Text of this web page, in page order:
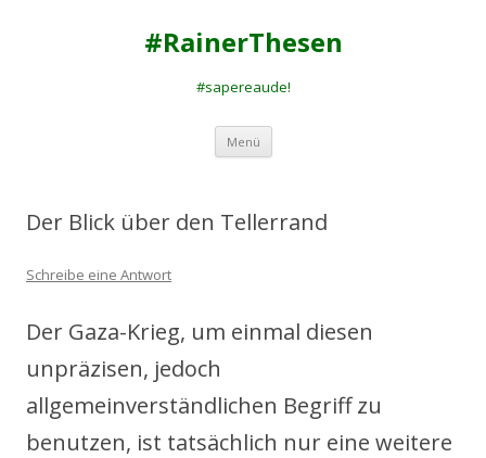
#RainerThesen
#sapereaude!
Menü Zum
springen
Der Blick über den Tellerrand
Schreibe eine Antwort
Der Gaza-Krieg, um einmal diesen
unpräzisen, jedoch
allgemeinverständlichen Begriff zu
benutzen, ist tatsächlich nur eine weitere